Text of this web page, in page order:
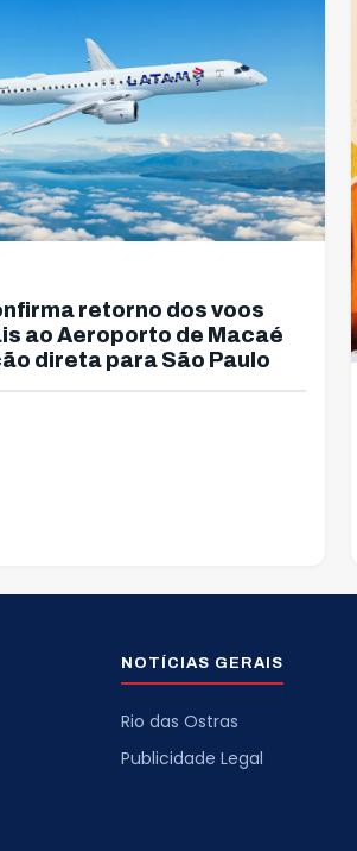
retorno dos voos
ao Aeroporto de Macaé
direta para São Paulo
NOTÍCIAS GERAIS
Rio das Ostras
Publicidade Legal